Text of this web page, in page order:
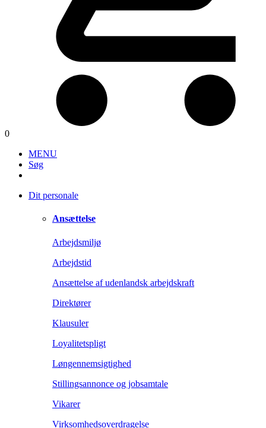
0
MENU
Søg
Dit personale
Ansættelse
Arbejdsmiljø
Arbejdstid
Ansættelse af udenlandsk arbejdskraft
Direktører
Klausuler
Loyalitetspligt
Løngennemsigtighed
Stillingsannonce og jobsamtale
Vikarer
Virksomhedsoverdragelse